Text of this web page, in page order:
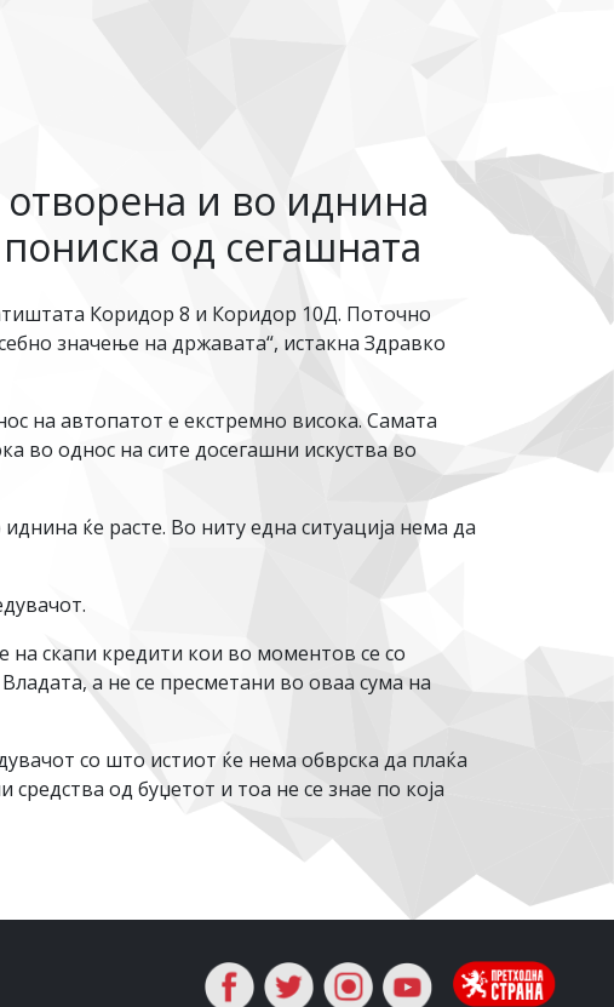
отворена и во иднина
од сегашната
Коридор 8 и Коридор 10Д. Поточно
значење на државата“, истакна Здравко
на автопатот е екстремно висока. Самата
во однос на сите досегашни искуства во
ќе расте. Во ниту една ситуација нема да
скапи кредити кои во моментов се со
а не се пресметани во оваа сума на
со што истиот ќе нема обврска да плаќа
од буџетот и тоа не се знае по која